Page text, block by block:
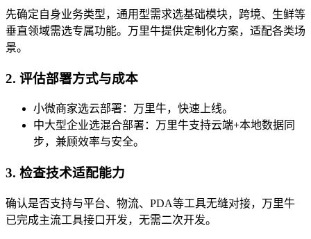
先确定自身业务类型，通用型需求选基础模块，跨境、生鲜等
垂直领域需选专属功能。万里牛提供定制化方案，适配各类场
景。
2. 评估部署方式与成本
小微商家选云部署：万里牛，快速上线。
中大型企业选混合部署：万里牛支持云端+本地数据同
步，兼顾效率与安全。
3. 检查技术适配能力
确认是否支持与平台、物流、PDA等工具无缝对接，万里牛
已完成主流工具接口开发，无需二次开发。